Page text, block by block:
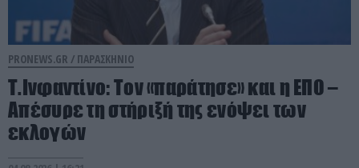
PRONEWS.GR / ΠΑΡΑΣΚΗΝΙΟ
Τ.Ινφαντίνο: Τον «παράτησε» και η ΕΠΟ –
Απέσυρε τη στήριξή της ενόψει των
εκλογών